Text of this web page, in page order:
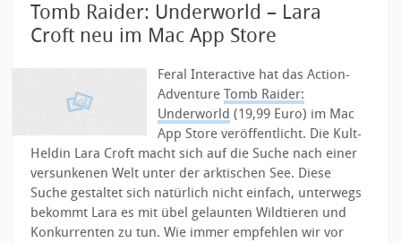
Tomb Raider: Underworld – Lara
Croft neu im Mac App Store
Feral Interactive hat das Action-
AdventureTomb Raider:
Underworld (19,99 Euro) im Mac
App Store veröffentlicht. Die Kult-
Heldin Lara Croft macht sich auf die Suche nach einer
versunkenen Welt unter der arktischen See. Diese
Suche gestaltet sich natürlich nicht einfach, unterwegs
bekommt Lara es mit übel gelaunten Wildtieren und
Konkurrenten zu tun. Wie immer empfehlen wir vor